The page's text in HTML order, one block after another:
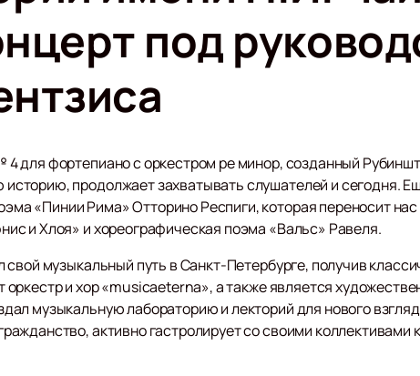
под
для фортепиано с оркестром ре минор, созданный
продолжает захватывать слушателей и сегодня.
«Пинии Рима» Отторино Респиги, которая переносит
и Хлоя» и хореографическая поэма «Вальс» Равеля.
музыкальный путь в Санкт-Петербурге, получив
оркестр и хор «musicaeterna», а также является
музыкальную лабораторию и лекторий для нового
активно гастролирует со своими коллективами